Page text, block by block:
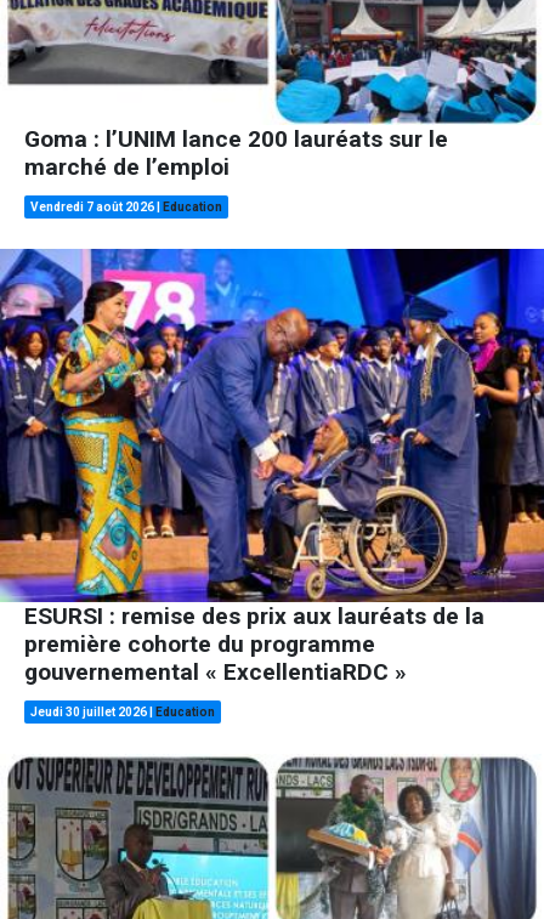
Goma : l’UNIM lance 200 lauréats sur le
marché de l’emploi
Vendredi 7 août 2026 Education
ESURSI : remise des prix aux lauréats de la
première cohorte du programme
gouvernemental « ExcellentiaRDC »
Jeudi 30 juillet 2026 Education